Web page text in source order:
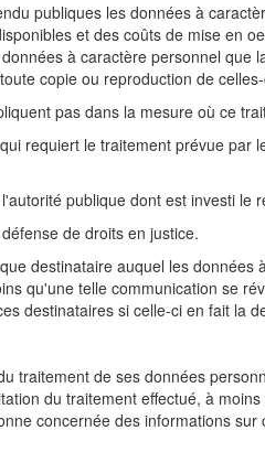
publiques les données à
et des coûts de mise en
à caractère personnel
copie ou reproduction de
pas dans la mesure où ce
requiert le traitement prévue
publique dont est investi le
de droits en justice.
destinataire auquel les
qu'une telle communication se
destinataires si celle-ci en fait la
traitement de ses données
du traitement effectué, à
concernée des informations